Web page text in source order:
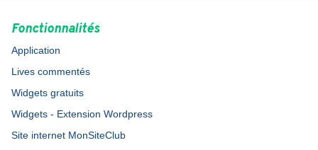
Fonctionnalités
Application
Lives commentés
Widgets gratuits
Widgets - Extension Wordpress
Site internet MonSiteClub